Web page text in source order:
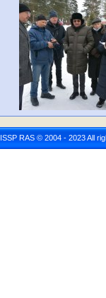
ISSP RAS © 2004 - 2023 All